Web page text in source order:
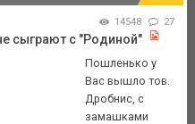
14548 27
сыграют с "Родиной"
Пошленько у
Вас вышло тов.
Дробнис, с
замашками